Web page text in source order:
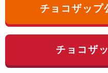
チョコザップ
チョコザ